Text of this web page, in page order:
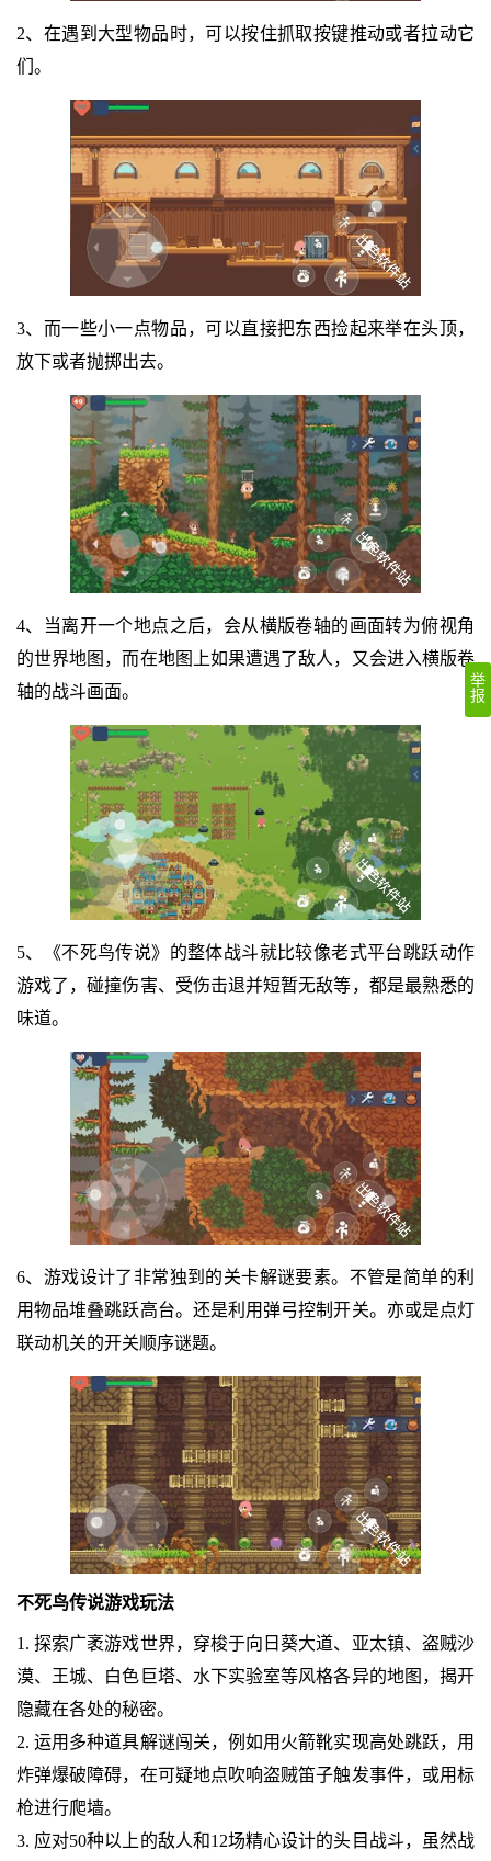
2、在遇到大型物品时，可以按住抓取按键推动或者拉动它
们。
3、而一些小一点物品，可以直接把东西捡起来举在头顶，
放下或者抛掷出去。
4、当离开一个地点之后，会从横版卷轴的画面转为俯视角
的世界地图，而在地图上如果遭遇了敌人，又会进入横版卷
轴的战斗画面。
5、《不死鸟传说》的整体战斗就比较像老式平台跳跃动作
游戏了，碰撞伤害、受伤击退并短暂无敌等，都是最熟悉的
味道。
6、游戏设计了非常独到的关卡解谜要素。不管是简单的利
用物品堆叠跳跃高台。还是利用弹弓控制开关。亦或是点灯
联动机关的开关顺序谜题。
不死鸟传说游戏玩法
1. 探索广袤游戏世界，穿梭于向日葵大道、亚太镇、盗贼沙
漠、王城、白色巨塔、水下实验室等风格各异的地图，揭开
隐藏在各处的秘密。
2. 运用多种道具解谜闯关，例如用火箭靴实现高处跳跃，用
炸弹爆破障碍，在可疑地点吹响盗贼笛子触发事件，或用标
枪进行爬墙。
3. 应对50种以上的敌人和12场精心设计的头目战斗，虽然战
举
报